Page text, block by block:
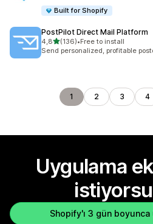
Built for Shopify
PostPilot Direct Mail Platform
4,85 yıldız üzerinden
(136)
toplam 136 değerlendirme
•Free to install
Send personalized, profitable
1 2 3 4
Uygulama
Shopify'ı 3 gün